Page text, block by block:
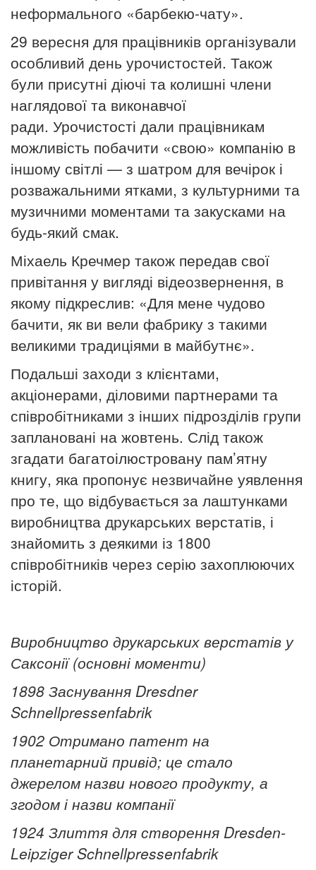
неформального «барбекю-чату».
29 вересня для працівників організували
особливий день урочистостей. Також
були присутні діючі та колишні члени
наглядової та виконавчої
ради. Урочистості дали працівникам
можливість побачити «свою» компанію в
іншому світлі — з шатром для вечірок і
розважальними ятками, з культурними та
музичними моментами та закусками на
будь-який смак.
Міхаель Кречмер також передав свої
привітання у вигляді відеозвернення, в
якому підкреслив: «Для мене чудово
бачити, як ви вели фабрику з такими
великими традиціями в майбутнє».
Подальші заходи з клієнтами,
акціонерами, діловими партнерами та
співробітниками з інших підрозділів групи
заплановані на жовтень. Слід також
згадати багатоілюстровану пам’ятну
книгу, яка пропонує незвичайне уявлення
про те, що відбувається за лаштунками
виробництва друкарських верстатів, і
знайомить з деякими із 1800
співробітників через серію захоплюючих
історій.
Виробництво друкарських верстатів у
Саксонії (основні моменти)
1898 Заснування Dresdner
Schnellpressenfabrik
1902 Отримано патент на
планетарний привід; це стало
джерелом назви нового продукту, а
згодом і назви компанії
1924 Злиття для створення Dresden-
Leipziger Schnellpressenfabrik